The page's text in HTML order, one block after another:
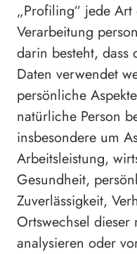
„Profiling“ jede
Verarbeitung
darin besteht, dass
Daten verwendet
persönliche
natürliche Person
insbesondere um
Arbeitsleistung,
Gesundheit,
Zuverlässigkeit,
Ortswechsel dieser
analysieren oder